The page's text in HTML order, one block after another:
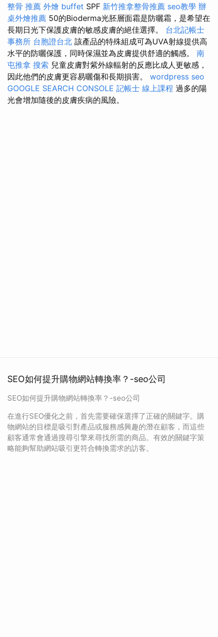
整骨 推薦 外燴 buffet SPF 新竹推拿整骨推薦 seo教學 辦
桌外燴推薦 50的Bioderma光胚層面霜是防曬霜，是希望在
長期日光下保護皮膚的敏感皮膚的絕佳選擇。 台北記帳士
事務所 台胞證台北 該產品的特殊組成可為UVA射線提供高
水平的防曬保護，同時保濕並為皮膚提供舒適的觸感。 南
屯推拿 搜索 兒童皮膚對紫外線輻射的反應比成人更敏感，
因此他們的皮膚更容易曬傷和長期損害。 wordpress seo
GOOGLE SEARCH CONSOLE 記帳士 線上課程 過多的陽
光會增加隨後的皮膚疾病的風險。
SEO如何提升購物網站轉換率？-seo公司
SEO如何提升購物網站轉換率？-seo公司
在進行SEO優化之前，首先需要確保選擇了正確的關鍵字。購
物網站的目標是吸引對產品或服務感興趣的潛在顧客，而這些
顧客通常會通過搜尋引擎來尋找所需的商品。有效的關鍵字策
略能夠幫助網站吸引更符合轉換需求的訪客。